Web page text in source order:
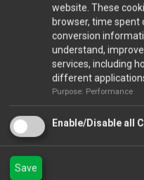
σε σύντομο χρονικό
αλλά και προοπτικές
ανάπτυξης του
πρόεδρος του
Για να δείτε το βίντεο
Βίντεο 2019 Annual
Για να δείτε όλες τις
εκδήλωση πατήστε εδώ
website. These
browser, time spent
conversion
understand,
services, including
different
Purpose: Performance
Enable/Disable all
Save